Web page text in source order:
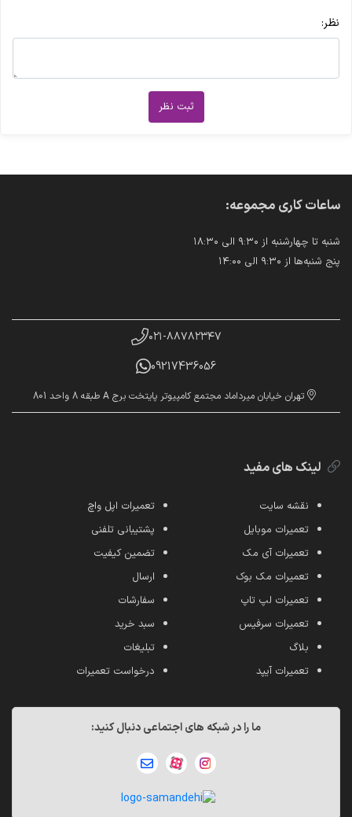
نظر:
ثبت نظر
ساعات کاری مجموعه:
شنبه تا چهارشنبه از ۹:۳۰ الی ۱۸:۳۰
پنج شنبه‌ها از ۹:۳۰ الی ۱۴:۰۰
۰۲۱-۸۸۷۸۲۳۴۷
09217436056
تهران خیابان میرداماد مجتمع کامپیوتر پایتخت برج A طبقه 8 واحد 801
لینک های مفید
نقشه سایت
تعمیرات موبایل
تعمیرات آی مک
تعمیرات مک بوک
تعمیرات لپ تاپ
تعمیرات سرفیس
بلاگ
تعمیرات آیپد
تعمیرات اپل واچ
پشتیبانی تلفنی
تضمین کیفیت
ارسال
سفارشات
سبد خرید
تبلیغات
درخواست تعمیرات
ما را در شبکه های اجتماعی دنبال کنید: